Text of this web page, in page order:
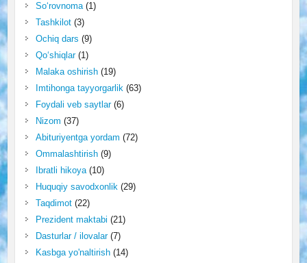
So‘rovnoma(1)
Tashkilot(3)
Ochiq dars (9)
Qo‘shiqlar(1)
Malaka oshirish(19)
Imtihonga tayyorgarlik(63)
Foydali veb saytlar(6)
Nizom (37)
Abituriyentga yordam (72)
Ommalashtirish(9)
Ibratli hikoya(10)
Huquqiy savodxonlik(29)
Taqdimot(22)
Prezident maktabi (21)
Dasturlar / ilovalar(7)
Kasbga yo'naltirish(14)